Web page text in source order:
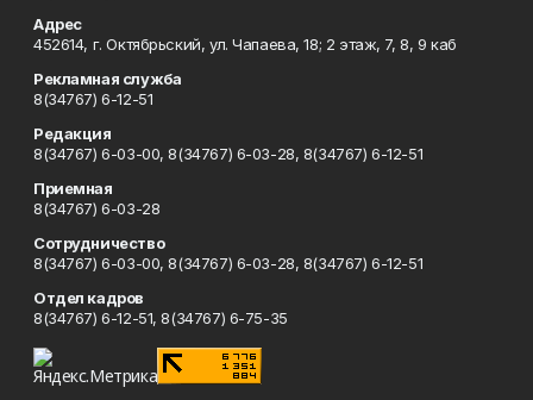
Адрес
452614, г. Октябрьский, ул. Чапаева, 18; 2 этаж, 7, 8, 9 каб
Рекламная служба
8(34767) 6-12-51
Редакция
8(34767) 6-03-00, 8(34767) 6-03-28, 8(34767) 6-12-51
Приемная
8(34767) 6-03-28
Сотрудничество
8(34767) 6-03-00, 8(34767) 6-03-28, 8(34767) 6-12-51
Отдел кадров
8(34767) 6-12-51, 8(34767) 6-75-35